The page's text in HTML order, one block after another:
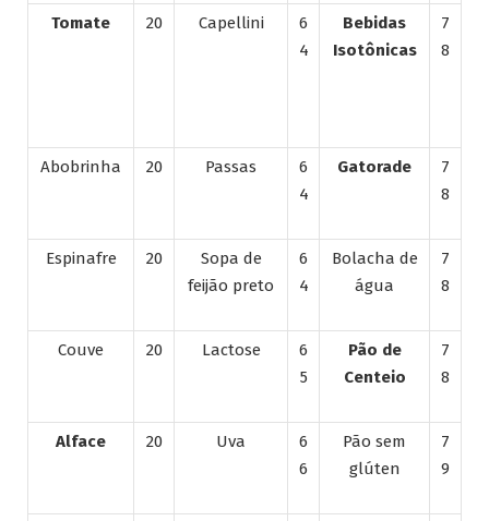
Tomate 20 Capellini
6
4
Bebidas
Isotônicas
7
8
Abobrinha 20 Passas
6
4
Gatorade
7
8
Espinafre 20
Sopa de
feijão preto
6
4
Bolacha de
água
7
8
Couve 20 Lactose
6
5
Pão de
Centeio
7
8
Alface 20 Uva
6
6
Pão sem
glúten
7
9